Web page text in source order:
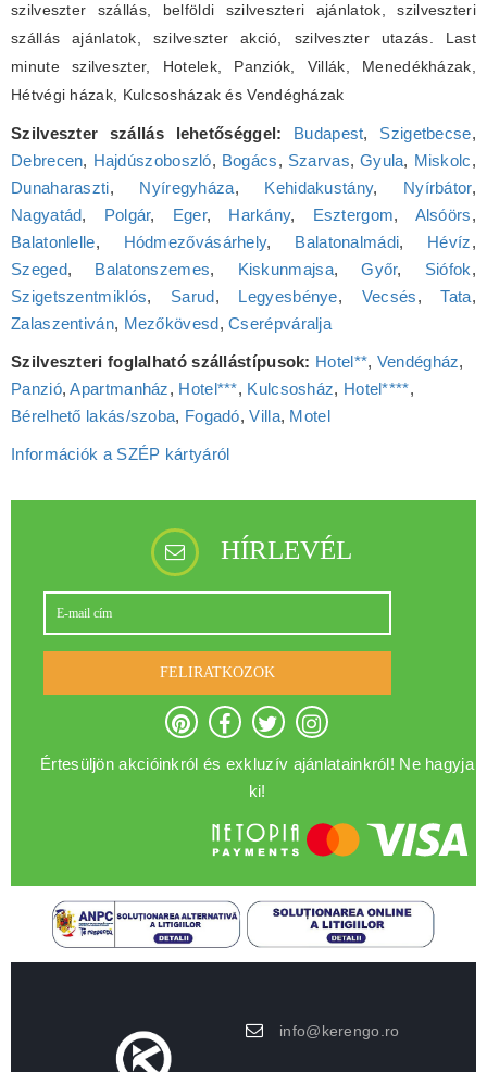
szilveszter szállás, belföldi szilveszteri ajánlatok, szilveszteri
szállás ajánlatok, szilveszter akció, szilveszter utazás. Last
minute szilveszter, Hotelek, Panziók, Villák, Menedékházak,
Hétvégi házak, Kulcsosházak és Vendégházak
Szilveszter szállás lehetőséggel: Budapest, Szigetbecse,
Debrecen, Hajdúszoboszló, Bogács, Szarvas, Gyula, Miskolc,
Dunaharaszti, Nyíregyháza, Kehidakustány, Nyírbátor,
Nagyatád, Polgár, Eger, Harkány, Esztergom, Alsóörs,
Balatonlelle, Hódmezővásárhely, Balatonalmádi, Hévíz,
Szeged, Balatonszemes, Kiskunmajsa,Győr, Siófok,
Szigetszentmiklós, Sarud, Legyesbénye, Vecsés,Tata,
Zalaszentiván, Mezőkövesd,Cserépváralja
Szilveszteri foglalható szállástípusok: Hotel**, Vendégház,
Panzió,Apartmanház, Hotel***, Kulcsosház, Hotel****,
Bérelhető lakás/szoba, Fogadó,Villa, Motel
Információk a SZÉP kártyáról
HÍRLEVÉL
FELIRATKOZOK
Értesüljön akcióinkról és exkluzív ajánlatainkról! Ne hagyja
ki!
info@kerengo.ro